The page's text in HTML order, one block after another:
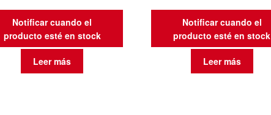
Notificar cuando el
producto esté en stock
Leer más
Notificar cuando el
producto esté en stock
Leer más